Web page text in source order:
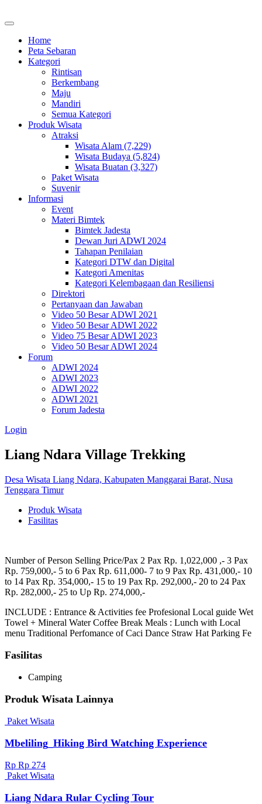
Home
Peta Sebaran
Kategori
Rintisan
Berkembang
Maju
Mandiri
Semua Kategori
Produk Wisata
Atraksi
Wisata Alam (7,229)
Wisata Budaya (5,824)
Wisata Buatan (3,327)
Paket Wisata
Suvenir
Informasi
Event
Materi Bimtek
Bimtek Jadesta
Dewan Juri ADWI 2024
Tahapan Penilaian
Kategori DTW dan Digital
Kategori Amenitas
Kategori Kelembagaan dan Resiliensi
Direktori
Pertanyaan dan Jawaban
Video 50 Besar ADWI 2021
Video 50 Besar ADWI 2022
Video 75 Besar ADWI 2023
Video 50 Besar ADWI 2024
Forum
ADWI 2024
ADWI 2023
ADWI 2022
ADWI 2021
Forum Jadesta
Login
Liang Ndara Village Trekking
Desa Wisata Liang Ndara, Kabupaten Manggarai Barat, Nusa
Tenggara Timur
Produk Wisata
Fasilitas
Number of Person Selling Price/Pax 2 Pax Rp. 1,022,000 ,- 3 Pax
Rp. 759,000,- 5 to 6 Pax Rp. 611,000- 7 to 9 Pax Rp. 431,000,- 10
to 14 Pax Rp. 354,000,- 15 to 19 Pax Rp. 292,000,- 20 to 24 Pax
Rp. 282,000,- 25 to Up Rp. 274,000,-
INCLUDE : Entrance & Activities fee Profesional Local guide Wet
Towel + Mineral Water Coffee Break Meals : Lunch with Local
menu Traditional Perfomance of Caci Dance Straw Hat Parking Fe
Fasilitas
Camping
Produk Wisata Lainnya
Paket Wisata
Mbeliling_Hiking Bird Watching Experience
Rp Rp 274
Paket Wisata
Liang Ndara Rular Cycling Tour